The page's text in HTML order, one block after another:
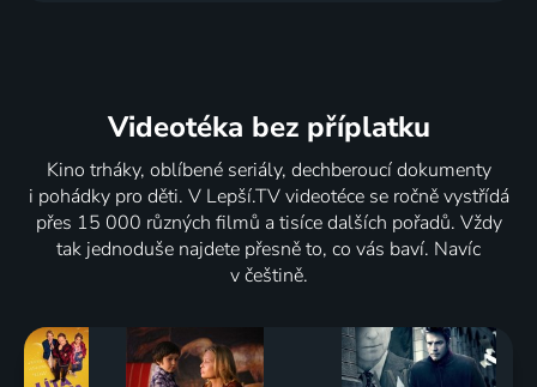
Videotéka bez příplatku
Kino trháky, oblíbené seriály, dechberoucí dokumenty
i pohádky pro děti. V Lepší.TV videotéce se ročně vystřídá
přes 15 000 různých filmů a tisíce dalších pořadů. Vždy
tak jednoduše najdete přesně to, co vás baví. Navíc
v češtině.